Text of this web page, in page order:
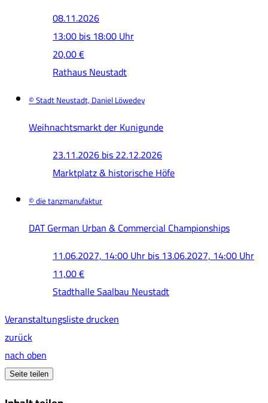
08.11.2026
13:00 bis 18:00 Uhr
20,00 €
Rathaus Neustadt
© Stadt Neustadt, Daniel Löwedey
Weihnachtsmarkt der Kunigunde
23.11.2026bis22.12.2026
Marktplatz & historische Höfe
© die tanzmanufaktur
DAT German Urban & Commercial Championships
11.06.2027, 14:00 Uhrbis13.06.2027, 14:00 Uhr
11,00 €
Stadthalle Saalbau Neustadt
Veranstaltungsliste drucken
zurück
nach oben
Seite teilen